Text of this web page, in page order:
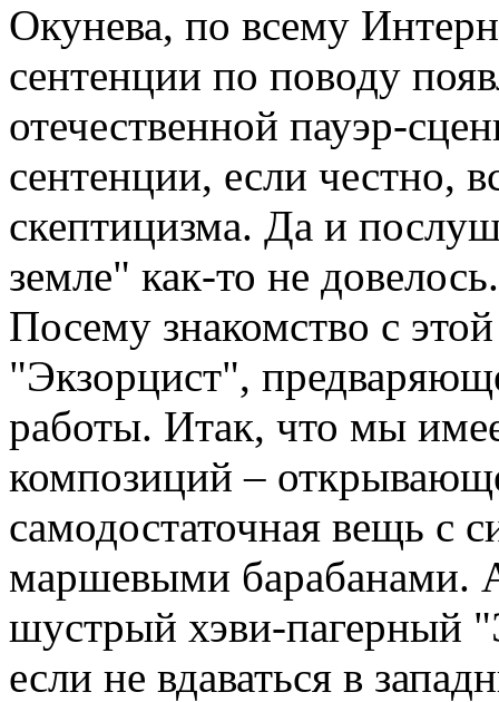
Окунева, по всему
сентенции по поводу
отечественной пауэр-
сентенции, если честно,
скептицизма. Да и
земле" как-то не
Посему знакомство с
"Экзорцист",
работы. Итак, что мы
композиций –
самодостаточная вещь
маршевыми барабанами.
шустрый хэви-пагерный
если не вдаваться в